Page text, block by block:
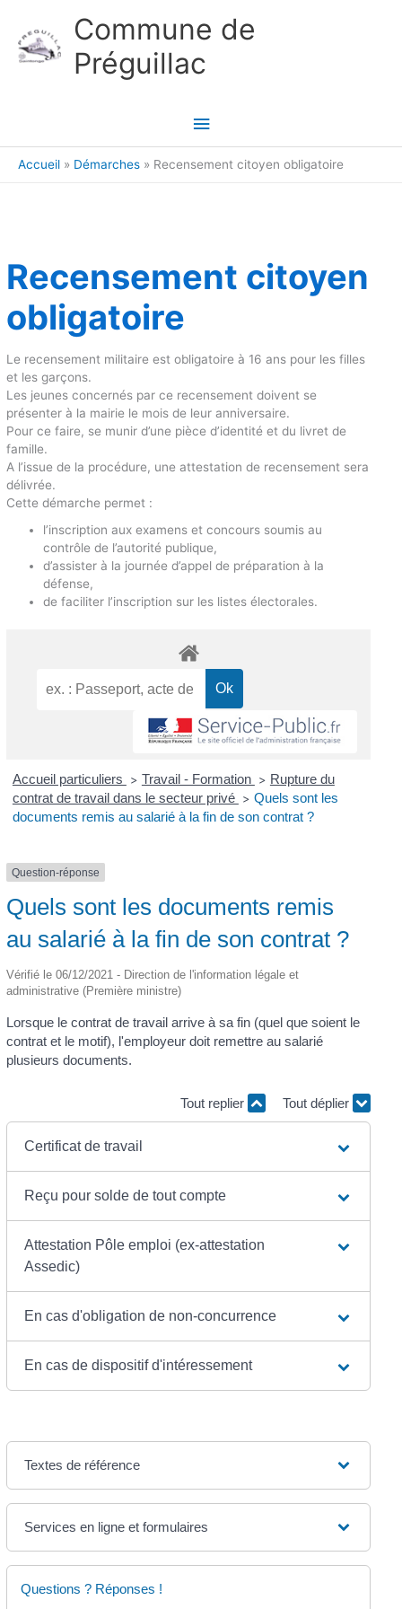
Commune de
Préguillac
Menu
principal
Accueil Démarches Recensement citoyen obligatoire
Recensement citoyen
obligatoire
Le recensement militaire est obligatoire à 16 ans pour les filles
et les garçons.
Les jeunes concernés par ce recensement doivent se
présenter à la mairie le mois de leur anniversaire.
Pour ce faire, se munir d’une pièce d’identité et du livret de
famille.
A l’issue de la procédure, une attestation de recensement sera
délivrée.
Cette démarche permet :
l’inscription aux examens et concours soumis au
contrôle de l’autorité publique,
d’assister à la journée d’appel de préparation à la
défense,
de faciliter l’inscription sur les listes électorales.
Accueil particuliers > Travail - Formation > Rupture du
contrat de travail dans le secteur privé > Quels sont les
documents remis au salarié à la fin de son contrat ?
Question-réponse
Quels sont les documents remis
au salarié à la fin de son contrat ?
Vérifié le 06/12/2021 - Direction de l'information légale et
administrative (Première ministre)
Lorsque le contrat de travail arrive à sa fin (quel que soient le
contrat et le motif), l'employeur doit remettre au salarié
plusieurs documents.
Tout replier Tout déplier
Certificat de travail
Reçu pour solde de tout compte
Attestation Pôle emploi (ex-attestation
Assedic)
En cas d'obligation de non-concurrence
En cas de dispositif d'intéressement
Textes de référence
Services en ligne et formulaires
Questions ? Réponses !